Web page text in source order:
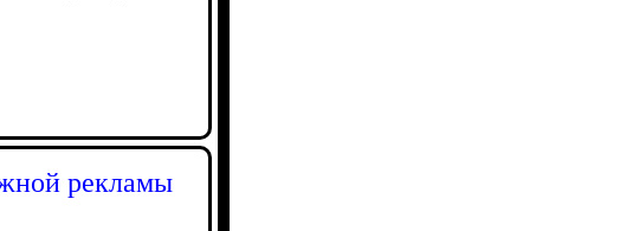
рекламы